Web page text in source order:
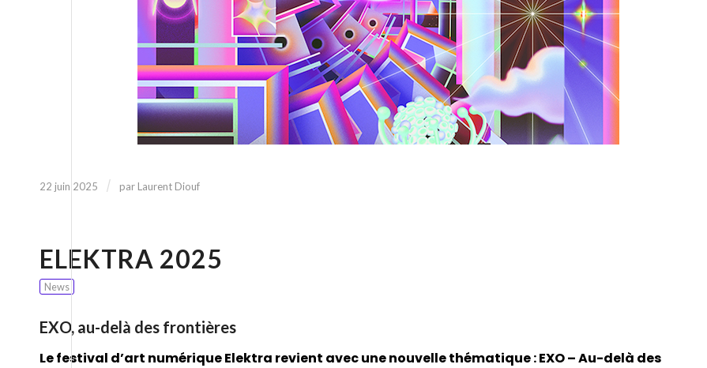
22 juin 2025 / par Laurent Diouf
ELEKTRA 2025
News
EXO, au-delà des frontières
Le festival d’art numérique Elektra revient avec une nouvelle thématique : EXO – Au-delà des